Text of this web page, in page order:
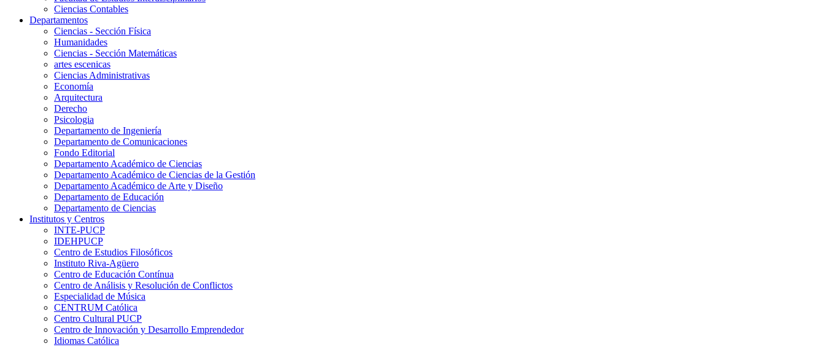
Ciencias Contables
Departamentos
Ciencias - Sección Física
Humanidades
Ciencias - Sección Matemáticas
artes escenicas
Ciencias Administrativas
Economía
Arquitectura
Derecho
Psicologia
Departamento de Ingeniería
Departamento de Comunicaciones
Fondo Editorial
Departamento Académico de Ciencias
Departamento Académico de Ciencias de la Gestión
Departamento Académico de Arte y Diseño
Departamento de Educación
Departamento de Ciencias
Institutos y Centros
INTE-PUCP
IDEHPUCP
Centro de Estudios Filosóficos
Instituto Riva-Agüero
Centro de Educación Contínua
Centro de Análisis y Resolución de Conflictos
Especialidad de Música
CENTRUM Católica
Centro Cultural PUCP
Centro de Innovación y Desarrollo Emprendedor
Idiomas Católica